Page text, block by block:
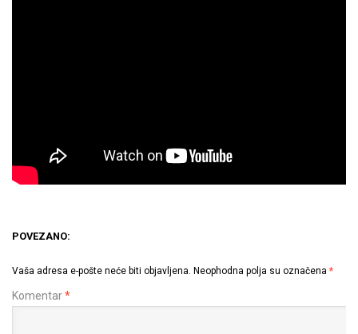
POVEZANO:
Vaša adresa e-pošte neće biti objavljena. Neophodna polja su označena *
Komentar*